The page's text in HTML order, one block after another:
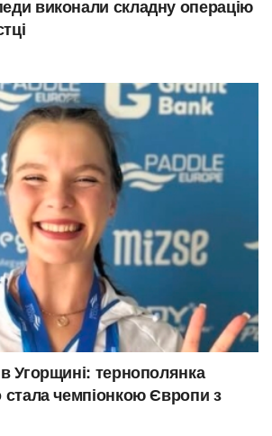
виконали складну операцію
Угорщині: тернополянка
стала чемпіонкою Європи з